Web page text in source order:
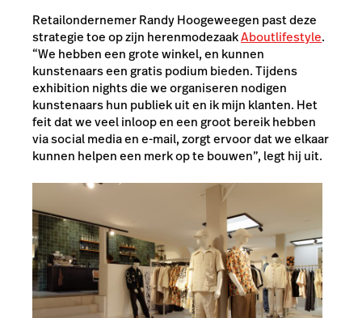
Retailondernemer Randy Hoogeweegen past deze
strategie toe op zijn herenmodezaakAboutlifestyle.
“We hebben een grote winkel, en kunnen
kunstenaars een gratis podium bieden. Tijdens
exhibition nights die we organiseren nodigen
kunstenaars hun publiek uit en ik mijn klanten. Het
feit dat we veel inloop en een groot bereik hebben
via social media en e-mail, zorgt ervoor dat we elkaar
kunnen helpen een merk op te bouwen”, legt hij uit.